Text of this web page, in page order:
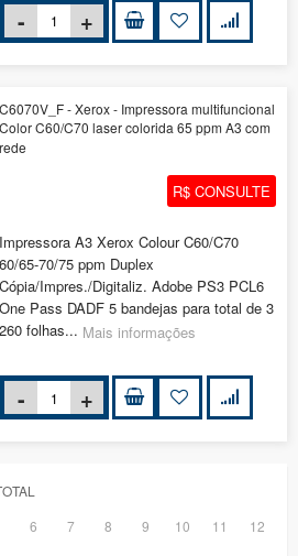
C6070V_F - Xerox - Impressora multifuncional
Color C60/C70 laser colorida 65 ppm A3 com
rede
R$ CONSULTE
Impressora A3 Xerox Colour C60/C70
60/65-70/75 ppm Duplex
Cópia/Impres./Digitaliz. Adobe PS3 PCL6
One Pass DADF 5 bandejas para total de 3
260 folhas... Mais informações
6 7 8 9 10 11
12